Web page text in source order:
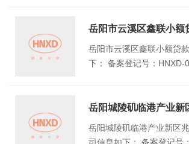
岳阳市云溪区鑫联小额
岳阳市云溪区鑫联小额贷
下： 备案登记号：HNXD-
6楼
岳阳城陵矶临港产业新区
司信息如下： 备案登记号